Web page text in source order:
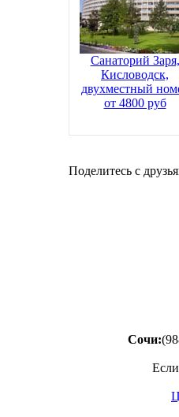
Санаторий Заря,
Кисловодск,
двухместный
от 4800 руб
Поделитесь с
Сочи: